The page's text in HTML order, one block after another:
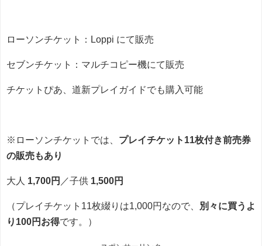
ローソンチケット：Loppi にて販売
セブンチケット：マルチコピー機にて販売
チケットぴあ、道新プレイガイドでも購入可能
※ローソンチケットでは、 プレイチケット11枚付き前売券
の販売もあり
大人 1,700円 ／子供 1,500円
（プレイチケット11枚綴りは1,000円なので、
別々に買うよ
り100円お得です。）